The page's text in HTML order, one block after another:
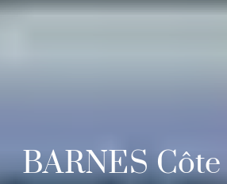
BARNES